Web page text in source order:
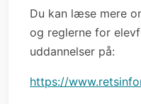
Du kan læse mere
og reglerne for
uddannelser på:
https://